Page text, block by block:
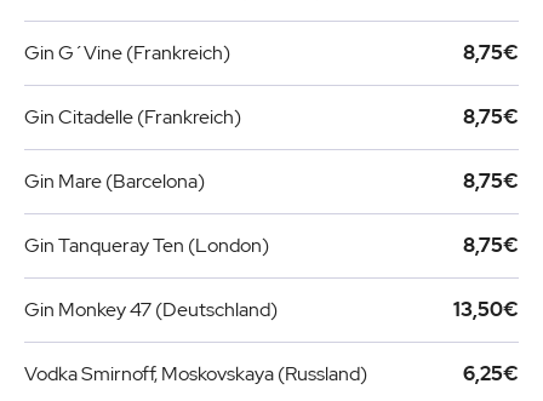
Gin G´Vine (Frankreich) 8,75€
Gin Citadelle (Frankreich) 8,75€
Gin Mare (Barcelona) 8,75€
Gin Tanqueray Ten (London) 8,75€
Gin Monkey 47 (Deutschland) 13,50€
Vodka Smirnoff, Moskovskaya (Russland) 6,25€